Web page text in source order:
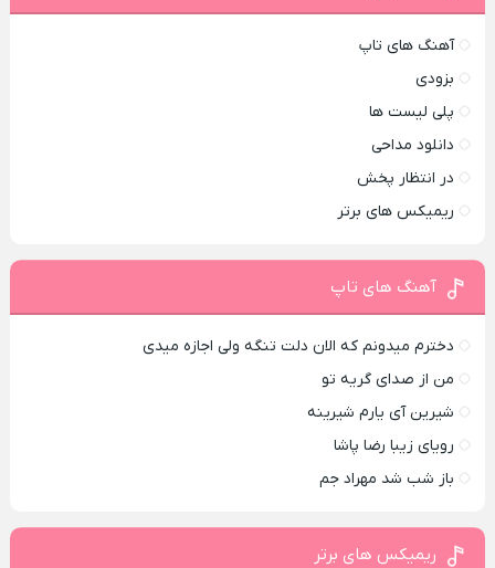
آهنگ های تاپ
بزودی
پلی لیست ها
دانلود مداحی
در انتظار پخش
ریمیکس های برتر
آهنگ های تاپ
دخترم میدونم که الان دلت تنگه ولی اجازه میدی
من از صدای گريه تو
شیرین آی یارم شیرینه
رویای زیبا رضا پاشا
باز شب شد مهراد جم
ریمیکس های برتر